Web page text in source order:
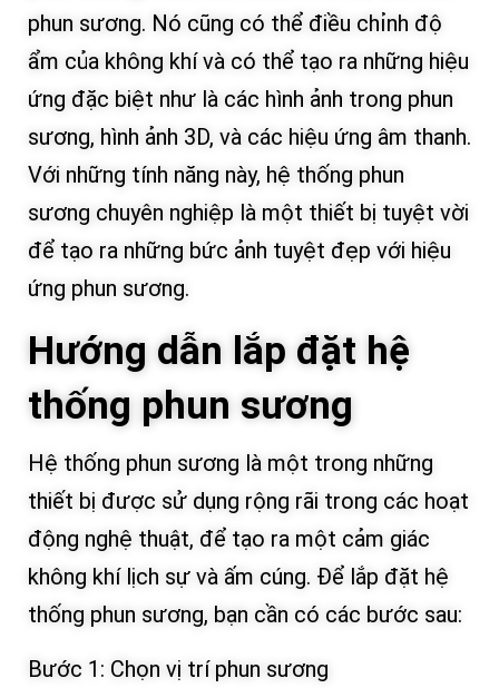
phun sương. Nó cũng có thể điều chỉnh độ
ẩm của không khí và có thể tạo ra những hiệu
ứng đặc biệt như là các hình ảnh trong phun
sương, hình ảnh 3D, và các hiệu ứng âm thanh.
Với những tính năng này, hệ thống phun
sương chuyên nghiệp là một thiết bị tuyệt vời
để tạo ra những bức ảnh tuyệt đẹp với hiệu
ứng phun sương.
Hướng dẫn lắp đặt hệ
thống phun sương
Hệ thống phun sương là một trong những
thiết bị được sử dụng rộng rãi trong các hoạt
động nghệ thuật, để tạo ra một cảm giác
không khí lịch sự và ấm cúng. Để lắp đặt hệ
thống phun sương, bạn cần có các bước sau:
Bước 1: Chọn vị trí phun sương